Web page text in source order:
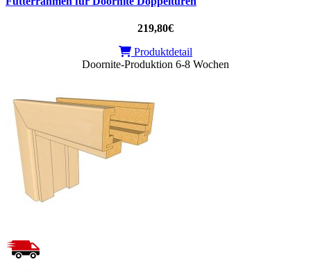
219,80€
Produktdetail
Doornite-Produktion 6-8 Wochen